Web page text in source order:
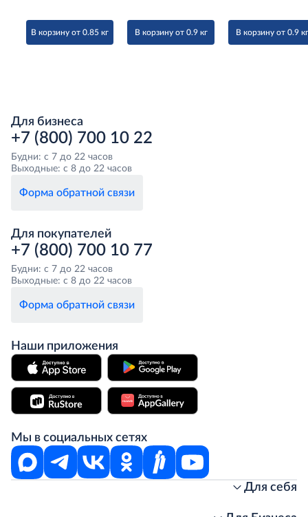
В корзину от 0.85 кг В корзину от 0.9 кг В корзину от 0.9 кг
Для бизнеса
+7 (800) 700 10 22
Будни: с 7 до 22 часов
Выходные: с 8 до 22 часов
Форма обратной связи
Для покупателей
+7 (800) 700 10 77
Будни: с 7 до 22 часов
Выходные: с 8 до 22 часов
Форма обратной связи
Наши приложения
Мы в социальных сетях
Для себя